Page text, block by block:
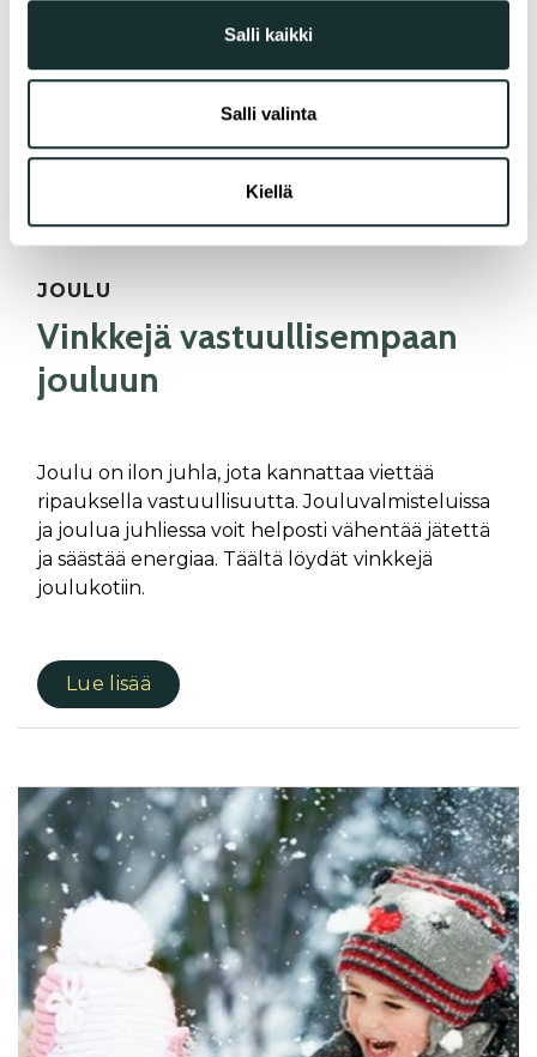
alan kumppaneillemme tietoja siitä, miten käytät
sivustoamme. Kumppanimme voivat yhdistää näitä
tietoja muihin tietoihin, joita olet antanut heille tai joita on
Salli kaikki
Salli valinta
Kiellä
JOULU
Vinkkejä vastuullisempaan
jouluun
Joulu on ilon juhla, jota kannattaa viettää
ripauksella vastuullisuutta. Jouluvalmisteluissa
ja joulua juhliessa voit helposti vähentää jätettä
ja säästää energiaa. Täältä löydät vinkkejä
joulukotiin.
Lue lisää